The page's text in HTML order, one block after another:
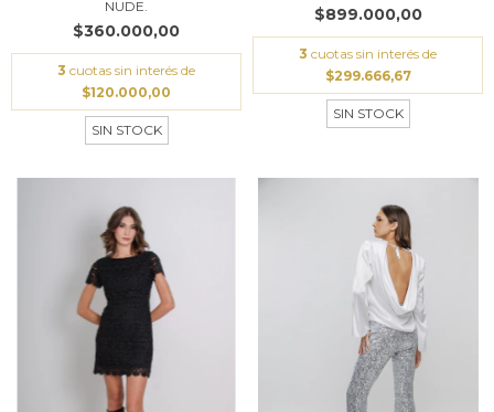
NUDE.
$360.000,00
3 cuotas sin interés de
$120.000,00
SIN STOCK
$899.000,00
3 cuotas sin interés de
$299.666,67
SIN STOCK